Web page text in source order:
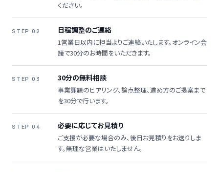
ください。
STEP 02 日程調整のご連絡
1営業日以内に担当よりご連絡いたします。オンライン会
議で30分のお時間をいただきます。
STEP 03 30分の無料相談
事業課題のヒアリング、論点整理、進め方のご提案まで
を30分で行います。
STEP 04 必要に応じてお見積り
ご支援が必要な場合のみ、後日お見積りをお送りしま
す。無理な営業はいたしません。